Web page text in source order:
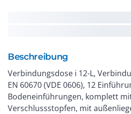
Beschreibung
Verbindungsdose i 12-L,
EN 60670 (VDE 0606), 12
Bodeneinführungen, komplett
Verschlussstopfen, mit